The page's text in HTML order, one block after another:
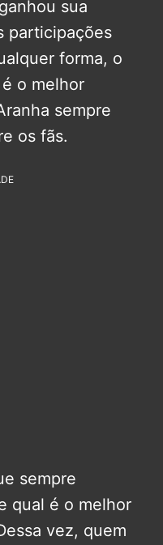
sua
participações
forma, o
o melhor
sempre
os fãs.
sempre
qual é o melhor
vez, quem